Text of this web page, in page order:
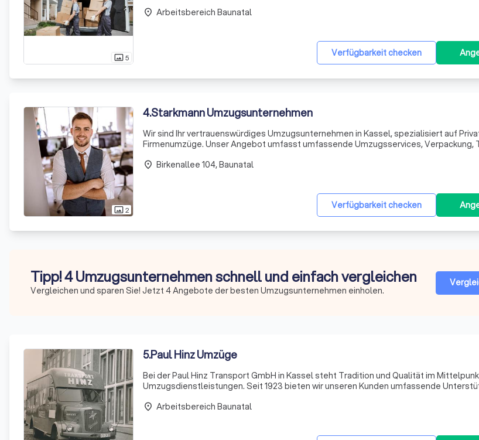
photo_size_select_actual5
mög
Verfügbarkeit checken
place Arbeitsbereich Baunatal
photo_size_select_actual2
4.Starkmann Umzugsunternehmen
Wir sind Ihr vertrauenswürdiges Umzugsunternehmen in Kassel, spezialisiert auf
Firmenumzüge. Unser Angebot umfasst umfassende Umzugsservices, Verpackung,
Senioren und Studenten
Verfügbarkeit checken
place Birkenallee 104, Baunatal
Tipp! 4 Umzugsunternehmen schnell und einfach vergleichen
Vergleichen und sparen Sie! Jetzt 4 Angebote der besten Umzugsunternehmen einholen.
5.Paul Hinz Umzüge
Bei der Paul Hinz Transport GmbH in Kassel steht Tradition und Qualität im
Umzugsdienstleistungen. Seit 1923 bieten wir unseren Kunden umfassende
Fachwissen da
place Arbeitsbereich Baunatal